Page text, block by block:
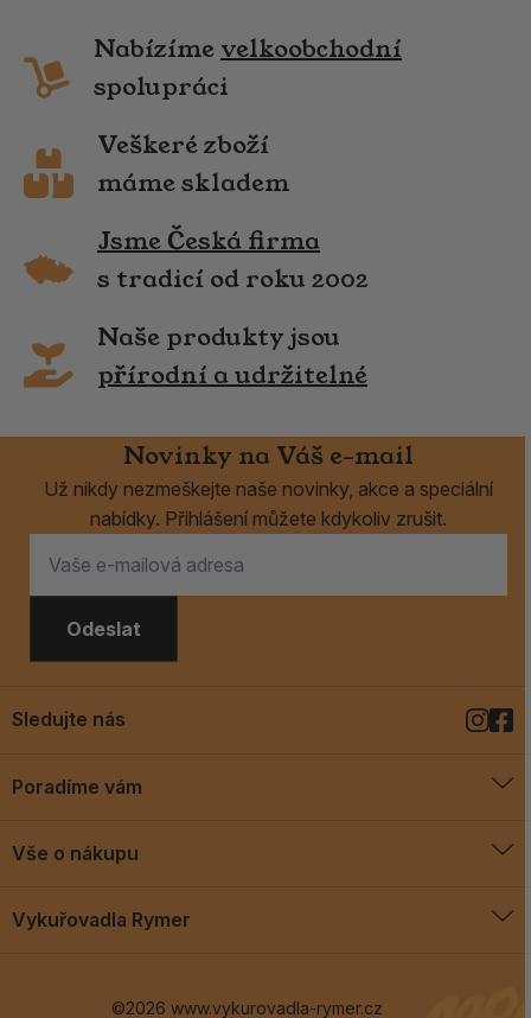
Nabízíme velkoobchodní
spolupráci
Veškeré zboží
máme skladem
Jsme Česká firma
s tradicí od roku 2002
Naše produkty jsou
přírodní a udržitelné
Novinky na Váš e-mail
Už nikdy nezmeškejte naše novinky, akce a speciální
nabídky. Přihlášení můžete kdykoliv zrušit.
Odeslat
Poradíme vám
Blog
Vše o nákupu
Vykuřovadla Rymer
Sledujte nás
©2026 www.vykurovadla-rymer.cz